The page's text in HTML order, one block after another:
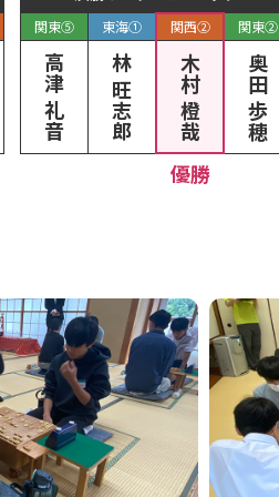
関東⑤
高津 礼音
東海①
林 旺志郎
関西②
木村 橙哉
関東②
奥田 歩穂